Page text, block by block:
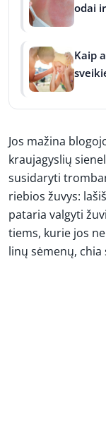
odai
Kaip
Jos mažina
kraujagyslių
susidaryti
riebios žuvys:
pataria valgyti
tiems, kurie jos
linų sėmenų,